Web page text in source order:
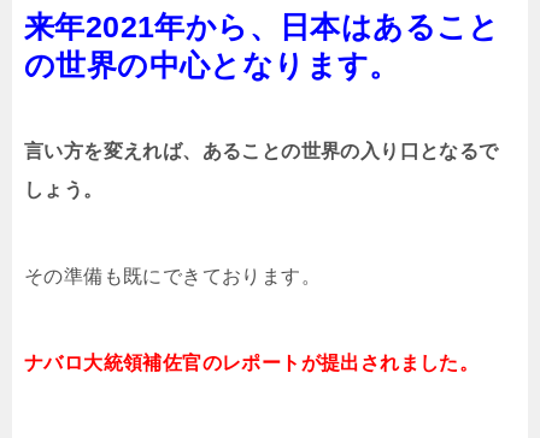
来年2021年から、日本はあること
の世界の中心となります。
言い方を変えれば、あることの世界の入り口となるで
しょう。
その準備も既にできております。
ナバロ大統領補佐官のレポートが提出されました。